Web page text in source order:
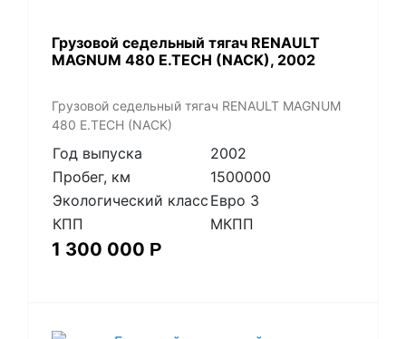
​Грузовой седельный тягач RENAULT
MAGNUM 480 E.TECH (NACK), 2002
​Грузовой седельный тягач RENAULT MAGNUM
480 E.TECH (NACK)
Год выпуска
2002
Пробег, км
1500000
Экологический класс Евро 3
КПП
МКПП
1 300 000 Р